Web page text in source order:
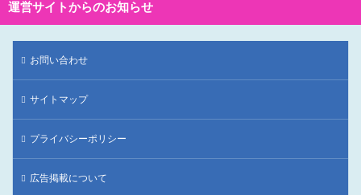
運営サイトからのお知らせ
お問い合わせ
サイトマップ
プライバシーポリシー
広告掲載について